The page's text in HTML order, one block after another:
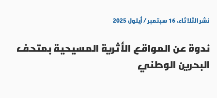
نشر الثلاثاء، ١٦ سبتمبر / أيلول ٢٠٢٥
ندوة عن المواقع الأثرية المسيحية بمتحف
البحرين الوطني